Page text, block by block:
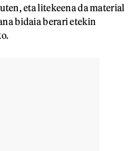
eta litekeena da material
bidaia berari etekin